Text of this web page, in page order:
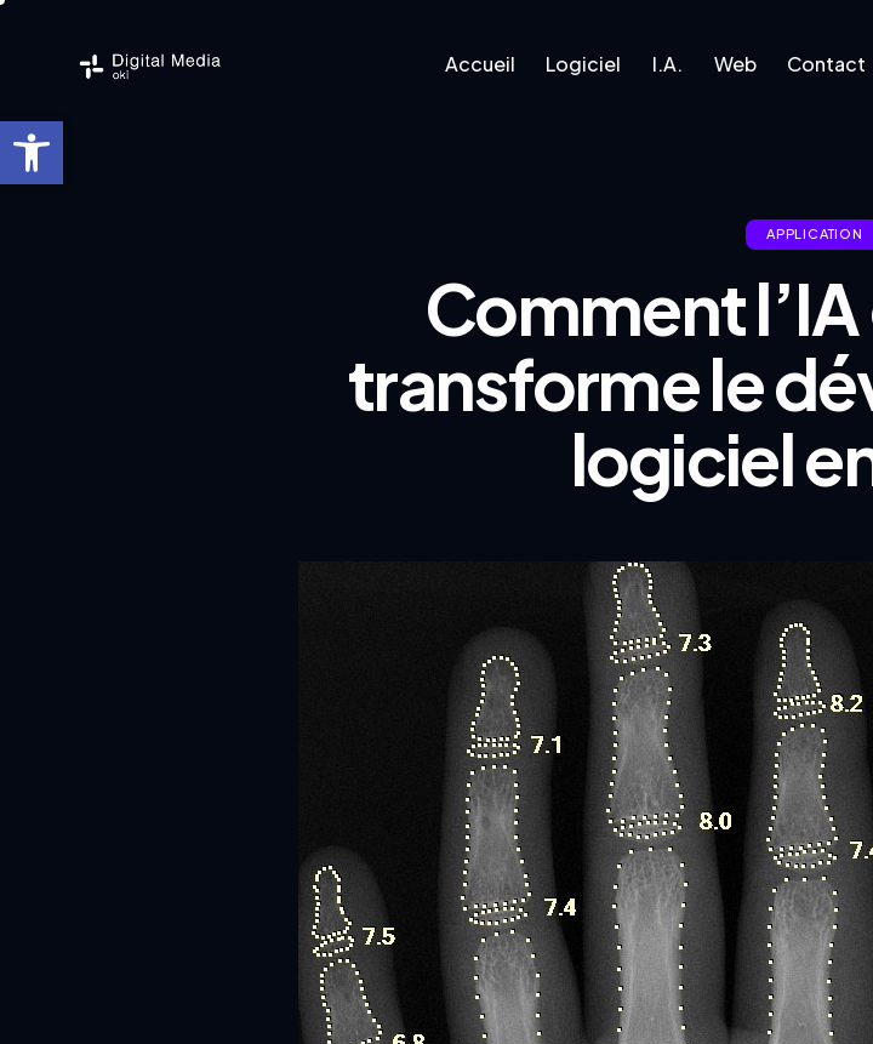
Ouvrir la barre d’outils
Accueil Logiciel I.A. Web Contact
APPLICATION
Comment
transforme le
logiciel